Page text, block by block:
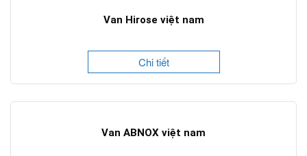
Van Hirose việt nam
Chi tiết
Van ABNOX việt nam